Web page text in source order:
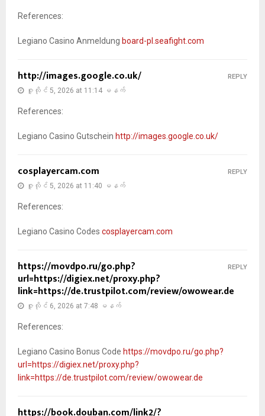
References:
Legiano Casino Anmeldung board-pl.seafight.com
http://images.google.co.uk/
ဇူလိုင် 5, 2026 at 11:14 မနက်
References:
Legiano Casino Gutschein http://images.google.co.uk/
REPLY
cosplayercam.com
ဇူလိုင် 5, 2026 at 11:40 မနက်
References:
Legiano Casino Codes cosplayercam.com
REPLY
https://movdpo.ru/go.php?
url=https://digiex.net/proxy.php?
link=https://de.trustpilot.com/review/owowear.de
ဇူလိုင် 6, 2026 at 7:48 မနက်
References:
Legiano Casino Bonus Code https://movdpo.ru/go.php?
url=https://digiex.net/proxy.php?
link=https://de.trustpilot.com/review/owowear.de
REPLY
https://book.douban.com/link2/?